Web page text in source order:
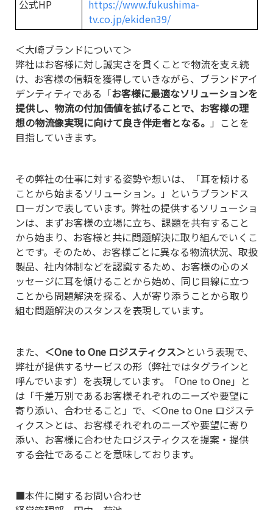
公式HP
https://www.fukushima-
tv.co.jp/ekiden39/
＜大崎ブランドについて＞
弊社はお客様に対し誠実さを貫くことで物流を支え続
け、お客様の信頼を獲得していきながら、ブランドアイ
デンティティである「お客様に最適なソリューションを
提供し、物流の付加価値を拡げることで、お客様の理
想の物流像実現に向けて良き伴走者となる。 」ことを
目指していきます。
その弊社の仕事に対する姿勢や想いは、「耳を傾ける
ことから始まるソリューション。」というブランドス
ローガンで表しています。弊社の提供するソリューショ
ンは、まずお客様の立場に立ち、課題を共有すること
から始まり、お客様と共に問題解決に取り組んでいくこ
とです。そのため、お客様ごとに異なる物流状況、取扱
製品、社内体制などを認識するため、お客様の心のメ
ッセージに耳を傾けることから始め、同じ目線に立つ
ことから問題解決を探る、人が寄り添うことから取り
組む問題解決のスタンスを表現しています。
また、 ＜One to One ロジスティクス＞という表現で、
弊社が提供するサービスの形（弊社ではタグラインと
呼んでいます）を表現しています。「One to One」と
は「千差万別であるお客様それぞれのニーズや要望に
寄り添い、合わせること」で、＜One to One ロジステ
ィクス＞とは、お客様それぞれのニーズや要望に寄り
添い、お客様に合わせたロジスティクスを提案・提供
する会社であることを意味しております。
■本件に関するお問い合わせ